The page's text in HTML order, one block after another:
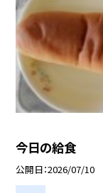
今日の給食
公開日 2026/07/10